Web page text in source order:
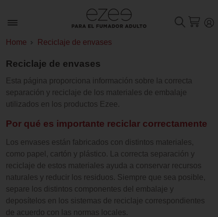
Home Reciclaje de envases
Reciclaje de envases
Esta página proporciona información sobre la correcta
separación y reciclaje de los materiales de embalaje
utilizados en los productos Ezee.
Por qué es importante reciclar correctamente
Los envases están fabricados con distintos materiales,
como papel, cartón y plástico. La correcta separación y
reciclaje de estos materiales ayuda a conservar recursos
naturales y reducir los residuos. Siempre que sea posible,
separe los distintos componentes del embalaje y
deposítelos en los sistemas de reciclaje correspondientes
de acuerdo con las normas locales.